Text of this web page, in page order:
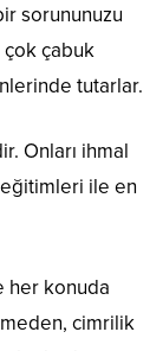
sorununuzu
çok çabuk
tutarlar.
Onları ihmal
ile en
her konuda
cimrilik